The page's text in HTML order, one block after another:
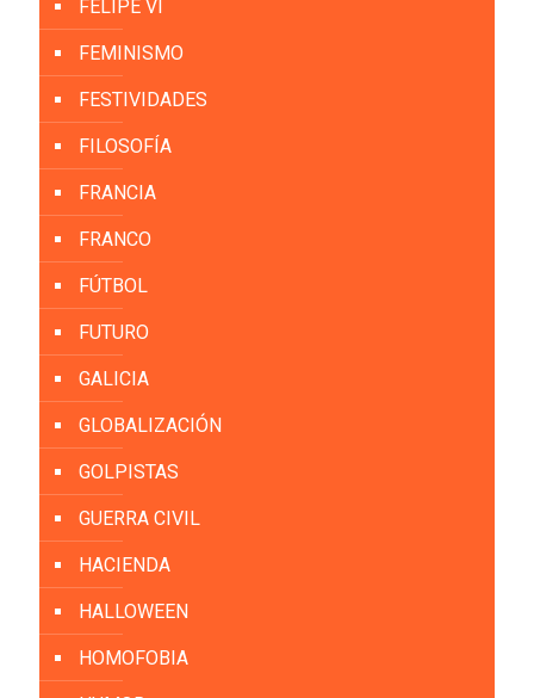
FELIPE VI
FEMINISMO
FESTIVIDADES
FILOSOFÍA
FRANCIA
FRANCO
FÚTBOL
FUTURO
GALICIA
GLOBALIZACIÓN
GOLPISTAS
GUERRA CIVIL
HACIENDA
HALLOWEEN
HOMOFOBIA